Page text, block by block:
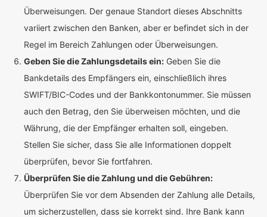
Überweisungen. Der genaue Standort dieses Abschnitts
variiert zwischen den Banken, aber er befindet sich in der
Regel im Bereich Zahlungen oder Überweisungen.
Geben Sie die Zahlungsdetails ein: Geben Sie die
Bankdetails des Empfängers ein, einschließlich ihres
SWIFT/BIC-Codes und der Bankkontonummer. Sie müssen
auch den Betrag, den Sie überweisen möchten, und die
Währung, die der Empfänger erhalten soll, eingeben.
Stellen Sie sicher, dass Sie alle Informationen doppelt
überprüfen, bevor Sie fortfahren.
Überprüfen Sie die Zahlung und die Gebühren:
Überprüfen Sie vor dem Absenden der Zahlung alle Details,
um sicherzustellen, dass sie korrekt sind. Ihre Bank kann